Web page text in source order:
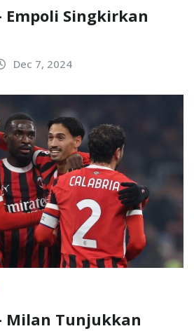
Empoli Singkirkan
Dec 7, 2024
Milan Tunjukkan